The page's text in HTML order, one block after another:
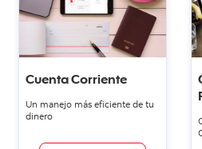
Cuenta Corriente
Un manejo más eficiente de tu
dinero